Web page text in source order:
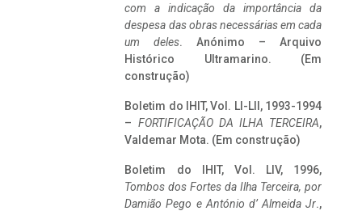
com a indicação da importância da
despesa das obras necessárias em cada
um deles. Anónimo – Arquivo
Histórico Ultramarino. (Em
construção)
Boletim do IHIT, Vol. LI-LII, 1993-1994
– FORTIFICAÇÃO DA ILHA TERCEIRA,
Valdemar Mota. (Em construção)
Boletim do IHIT, Vol. LIV, 1996,
Tombos dos Fortes da Ilha Terceira, por
Damião Pego e António d’ Almeida Jr.,